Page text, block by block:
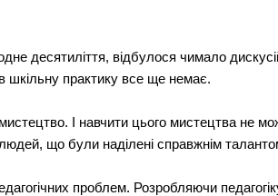
десятиліття, відбулося чимало
шкільну практику все ще немає.
І навчити цього мистецтва не
що були наділені справжнім
проблем. Розробляючи